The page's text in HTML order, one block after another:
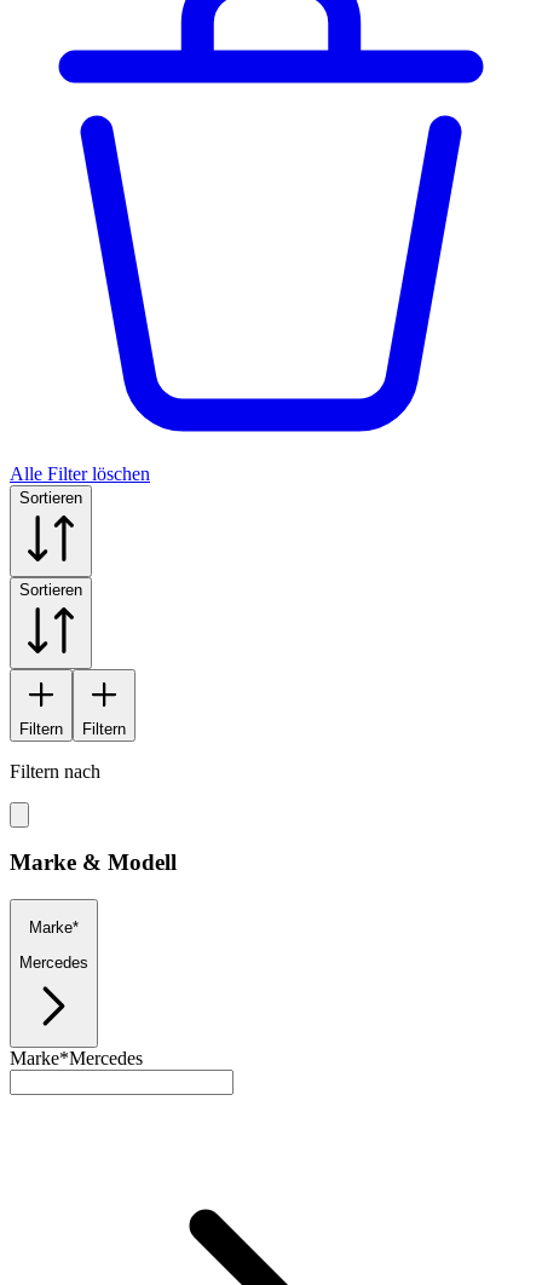
Alle Filter löschen
Sortieren
Sortieren
Filtern Filtern
Filtern nach
Marke & Modell
Marke*
Mercedes
Marke*Mercedes